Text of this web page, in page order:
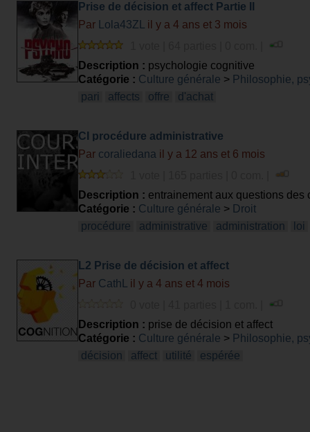
Prise de décision et affect Partie II
Par
Lola43ZL
il y a 4 ans et 3 mois
Description : psychologie cognitive
Catégorie : Culture générale > Philosophie,
pari
affects offre d'achat
CI procédure administrative
Par coraliedana il y a 12 ans et 6 mois
Description : entrainement aux questions
Catégorie : Culture générale > Droit
procédure
administrative administration loi
L2 Prise de décision et affect
Par CathL
il y a 4 ans et 4 mois
Description : prise de décision et affect
Catégorie : Culture générale > Philosophie,
décision
affect utilité espérée